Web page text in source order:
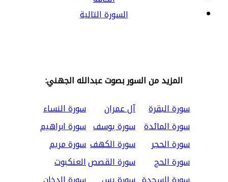
السورة التالية
المزيد من السور بصوت عبدالله الجهني:
سورة البقرة
آل عمران
سورة النساء
سورة المائدة سورة يوسف سورة ابراهيم
سورة الحجر
سورة الكهف سورة مريم
سورة الحج
سورة القصصالعنكبوت